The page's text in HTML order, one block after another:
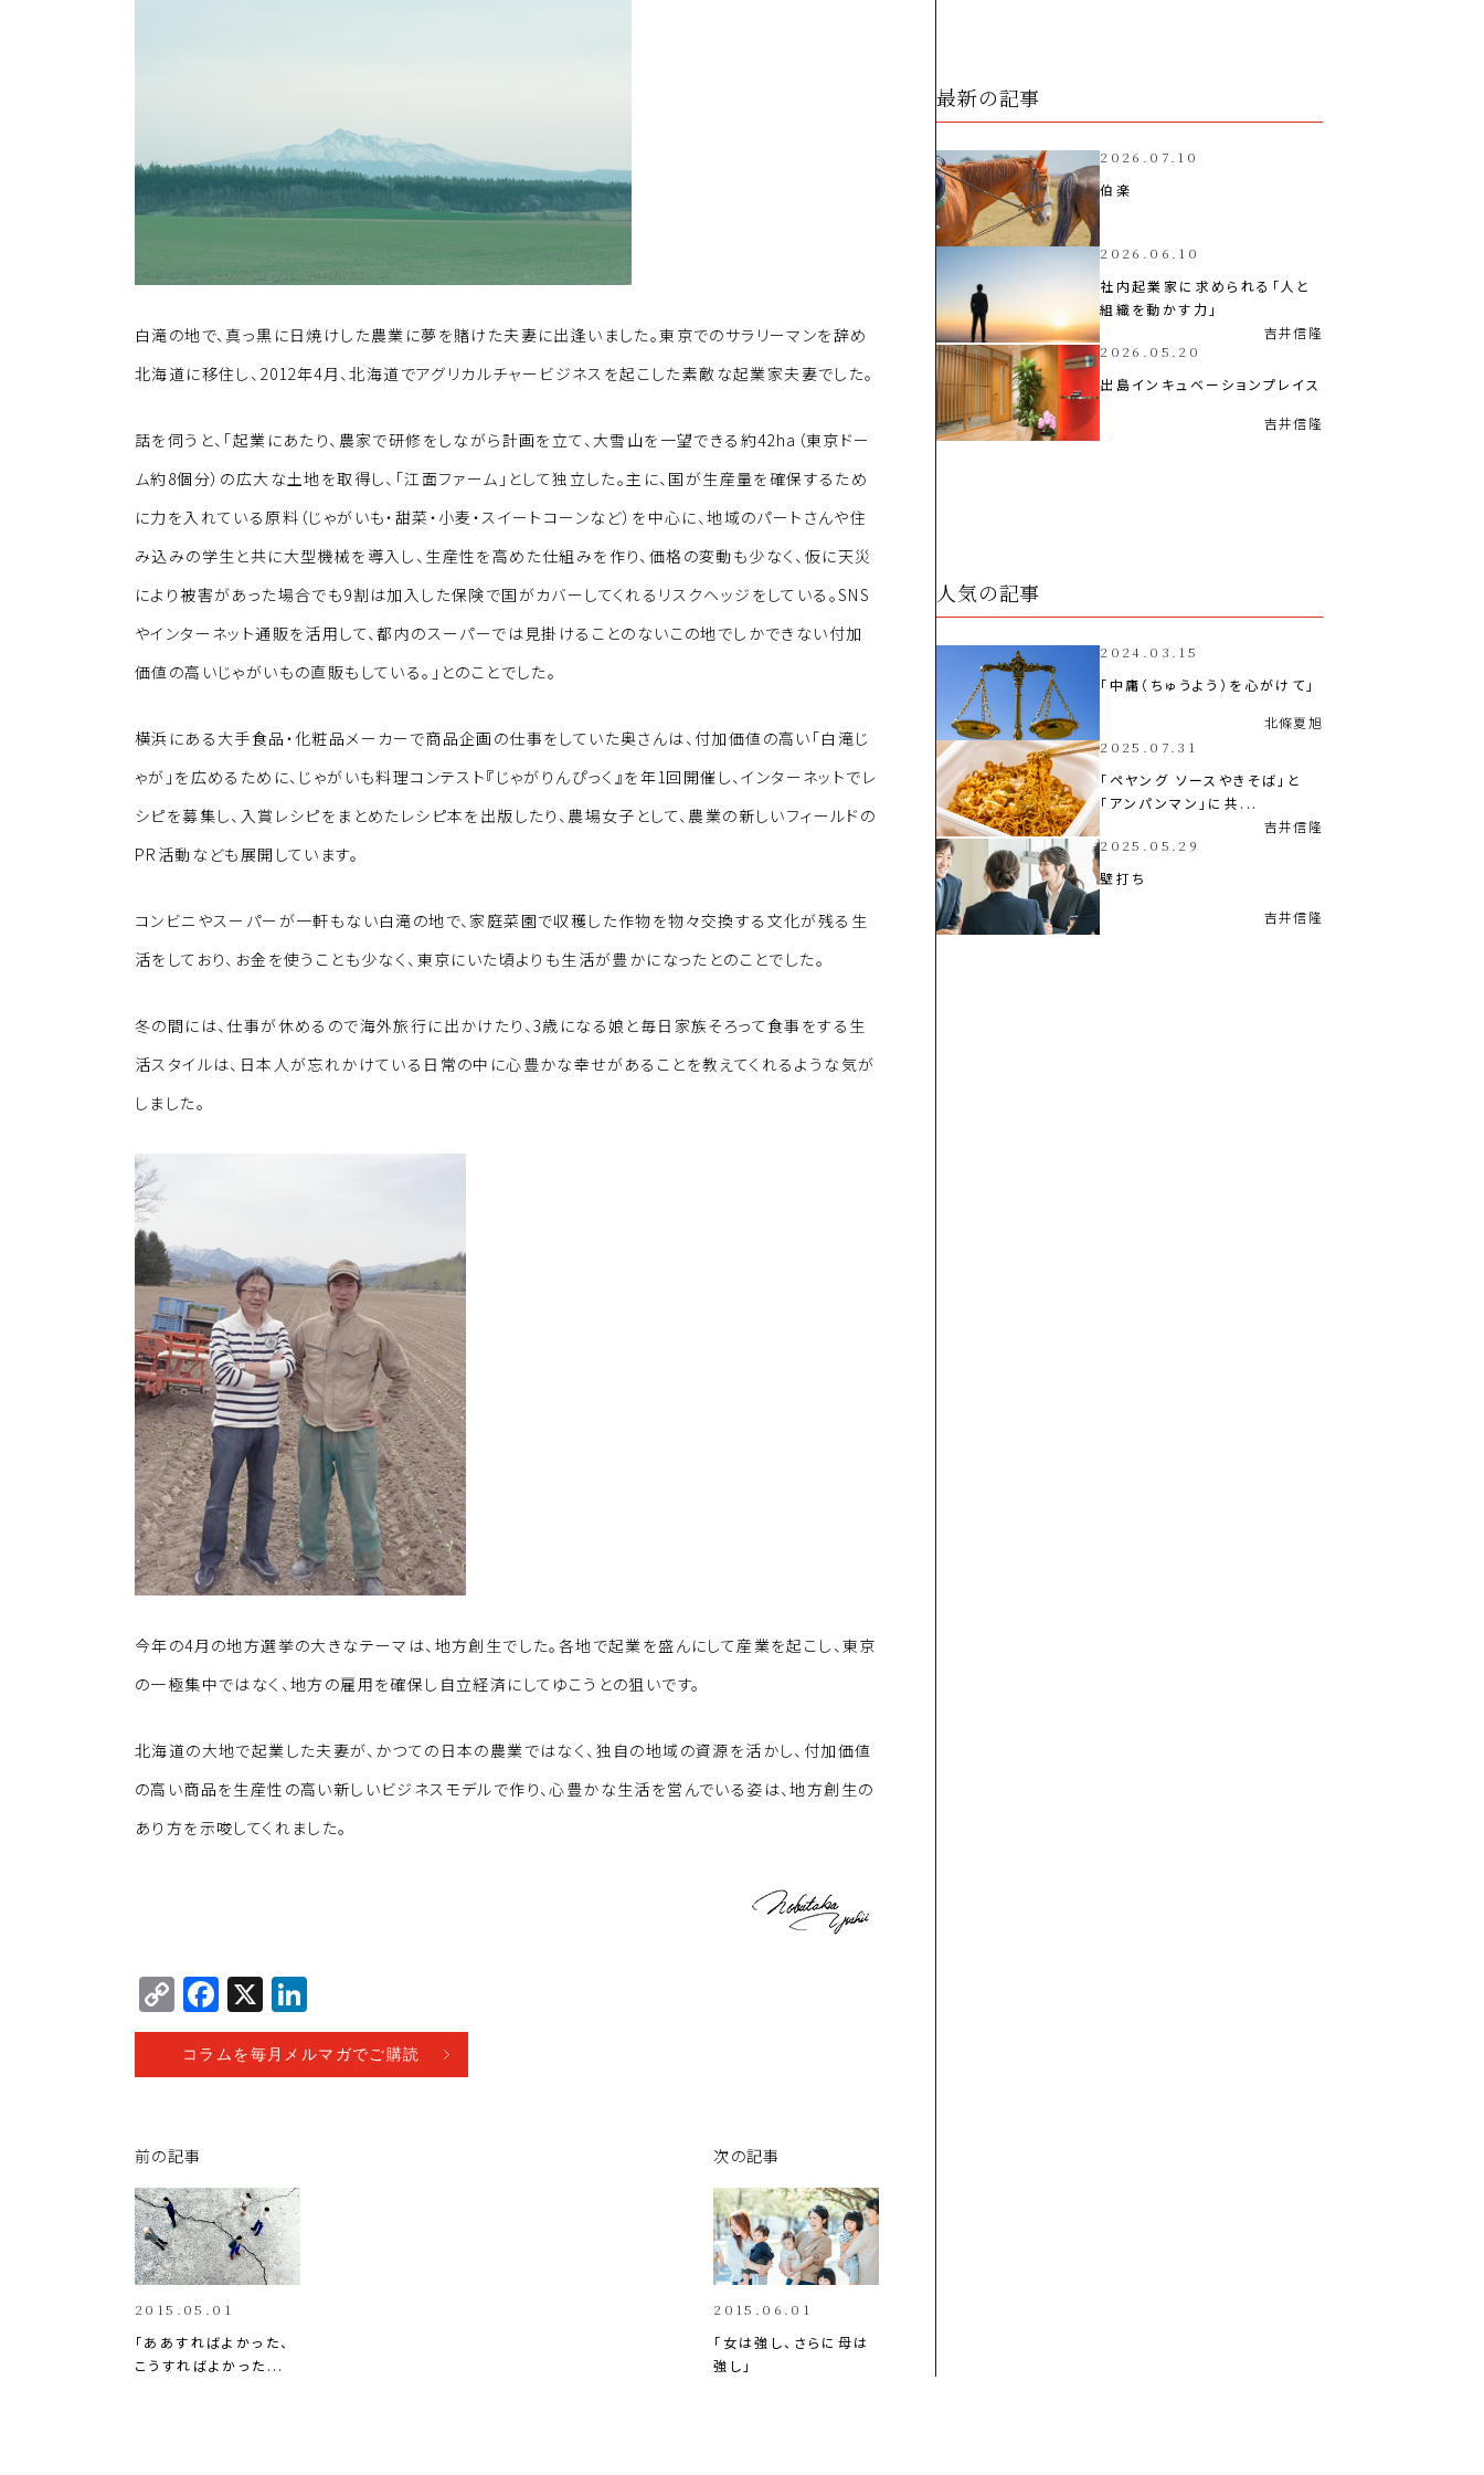
白滝の地で、真っ黒に日焼けした農業に夢を賭けた夫妻に出逢いました。東京でのサラリーマンを辞め
北海道に移住し、2012年4月、北海道でアグリカルチャービジネスを起こした素敵な起業家夫妻でした。
話を伺うと、「起業にあたり、農家で研修をしながら計画を立て、大雪山を一望できる約42ha（東京ドー
ム約8個分）の広大な土地を取得し、「江面ファーム」として独立した。主に、国が生産量を確保するため
に力を入れている原料（じゃがいも・甜菜・小麦・スイートコーンなど）を中心に、地域のパートさんや住
み込みの学生と共に大型機械を導入し、生産性を高めた仕組みを作り、価格の変動も少なく、仮に天災
により被害があった場合でも9割は加入した保険で国がカバーしてくれるリスクヘッジをしている。SNS
やインターネット通販を活用して、都内のスーパーでは見掛けることのないこの地でしかできない付加
価値の高いじゃがいもの直販もしている。」とのことでした。
横浜にある大手食品・化粧品メーカーで商品企画の仕事をしていた奥さんは、付加価値の高い「白滝じ
ゃが」を広めるために、じゃがいも料理コンテスト『じゃがりんぴっく』を年1回開催し、インターネットでレ
シピを募集し、入賞レシピをまとめたレシピ本を出版したり、農場女子として、農業の新しいフィールドの
PR活動なども展開しています。
コンビニやスーパーが一軒もない白滝の地で、家庭菜園で収穫した作物を物々交換する文化が残る生
活をしており、お金を使うことも少なく、東京にいた頃よりも生活が豊かになったとのことでした。
冬の間には、仕事が休めるので海外旅行に出かけたり、3歳になる娘と毎日家族そろって食事をする生
活スタイルは、日本人が忘れかけている日常の中に心豊かな幸せがあることを教えてくれるような気が
しました。
今年の4月の地方選挙の大きなテーマは、地方創生でした。各地で起業を盛んにして産業を起こし、東京
の一極集中ではなく、地方の雇用を確保し自立経済にしてゆこうとの狙いです。
北海道の大地で起業した夫妻が、かつての日本の農業ではなく、独自の地域の資源を活かし、付加価値
の高い商品を生産性の高い新しいビジネスモデルで作り、心豊かな生活を営んでいる姿は、地方創生の
あり方を示唆してくれました。
C
o
p
Li
n
k
F
a
c
o
k
X
n
k
コラムを毎月メルマガでご購読
前の記事
2015.05.01
「ああすればよかった、
こうすればよかった...
次の記事
2015.06.01
「女は強し、さらに母は
強し」
最新の記事
2026.07.10
伯楽
2026.06.10
社内起業家に求められる「人と
組織を動かす力」
吉井信隆
2026.05.20
出島インキュベーションプレイス
吉井信隆
人気の記事
2024.03.15
「中庸（ちゅうよう）を心がけて」
北條夏旭
2025.07.31
「ペヤング ソースやきそば」と
「アンパンマン」に共...
吉井信隆
2025.05.29
壁打ち
吉井信隆